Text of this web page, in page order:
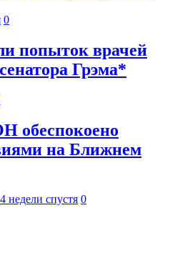
0
попыток врачей
Грэма*
обеспокоено
на Ближнем
4 недели спустя 0